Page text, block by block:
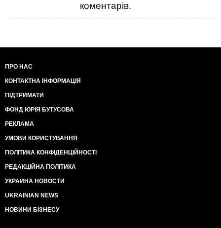
коментарів.
ПРО НАС
КОНТАКТНА ІНФОРМАЦІЯ
ПІДТРИМАТИ
ФОНД ЮРІЯ БУТУСОВА
РЕКЛАМА
УМОВИ КОРИСТУВАННЯ
ПОЛІТИКА КОНФІДЕНЦІЙНОСТІ
РЕДАКЦІЙНА ПОЛІТИКА
УКРАИНА НОВОСТИ
UKRAINIAN NEWS
НОВИНИ БІЗНЕСУ